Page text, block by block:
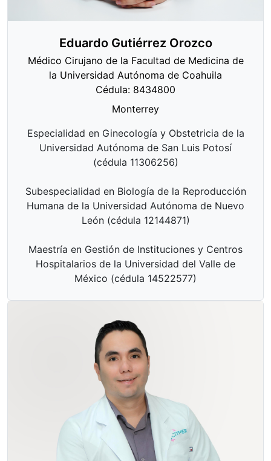
Eduardo Gutiérrez Orozco
Médico Cirujano de la Facultad de Medicina de
la Universidad Autónoma de Coahuila
Cédula: 8434800
Monterrey
Especialidad en Ginecología y Obstetricia de la
Universidad Autónoma de San Luis Potosí
(cédula 11306256)
Subespecialidad en Biología de la Reproducción
Humana de la Universidad Autónoma de Nuevo
León (cédula 12144871)
Maestría en Gestión de Instituciones y Centros
Hospitalarios de la Universidad del Valle de
México (cédula 14522577)